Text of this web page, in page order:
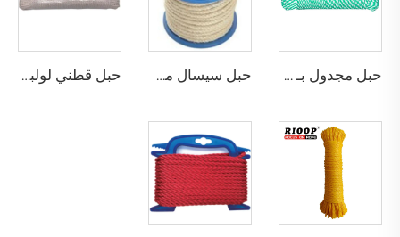
حبل مجدول بـ 8 خيوط حبل سيسال مجدول حبل قطني لولبي